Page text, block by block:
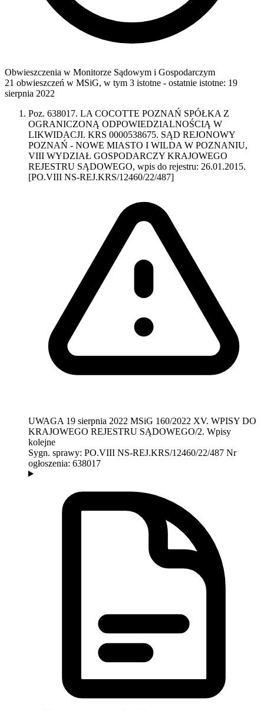
Obwieszczenia w Monitorze Sądowym i Gospodarczym
21 obwieszczeń w MSiG, w tym 3 istotne - ostatnie istotne: 19
sierpnia 2022
Poz. 638017. LA COCOTTE POZNAŃ SPÓŁKA Z
OGRANICZONĄ ODPOWIEDZIALNOŚCIĄ W
LIKWIDACJI. KRS 0000538675. SĄD REJONOWY
POZNAŃ - NOWE MIASTO I WILDA W POZNANIU,
VIII WYDZIAŁ GOSPODARCZY KRAJOWEGO
REJESTRU SĄDOWEGO, wpis do rejestru: 26.01.2015.
[PO.VIII NS-REJ.KRS/12460/22/487]
UWAGA 19 sierpnia 2022 MSiG 160/2022 XV. WPISY DO
KRAJOWEGO REJESTRU SĄDOWEGO/2. Wpisy
kolejne
Sygn. sprawy: PO.VIII NS-REJ.KRS/12460/22/487 Nr
ogłoszenia: 638017